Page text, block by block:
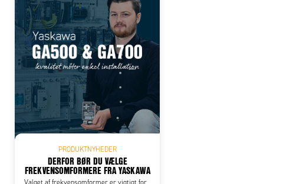
PRODUKTNYHEDER
DERFOR BØR DU VÆLGE
FREKVENSOMFORMERE FRA YASKAWA
Valget af frekvensomformer er vigtigt for